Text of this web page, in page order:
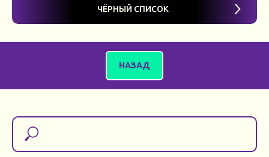
ЧЁРНЫЙ СПИСОК
НАЗАД